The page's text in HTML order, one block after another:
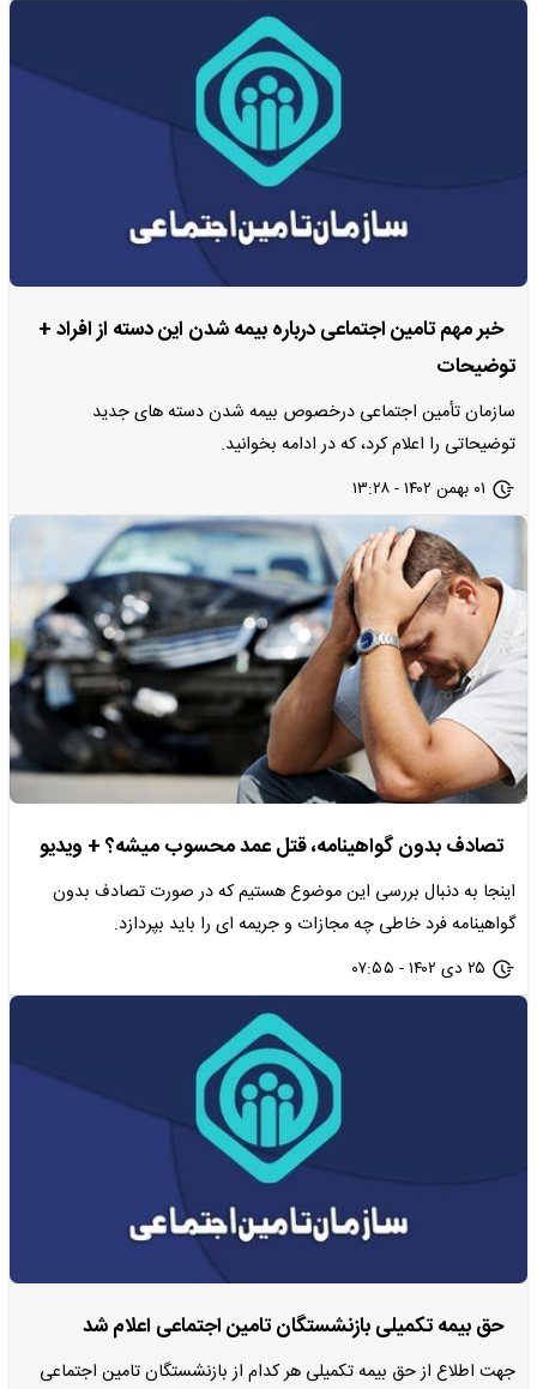
خبر مهم تامین اجتماعی درباره بیمه شدن این دسته از افراد +
توضیحات
سازمان تأمین اجتماعی درخصوص بیمه شدن دسته های جدید
توضیحاتی را اعلام کرد، که در ادامه بخوانید.
۰۱ بهمن ۱۴۰۲ - ۱۳:۲۸
تصادف بدون گواهینامه، قتل عمد محسوب میشه؟ + ویدیو
اینجا به دنبال بررسی این موضوع هستیم که در صورت تصادف بدون
گواهینامه فرد خاطی چه مجازات و جریمه ای را باید بپردازد.
۲۵ دی ۱۴۰۲ - ۰۷:۵۵
حق بیمه تکمیلی بازنشستگان تامین اجتماعی اعلام شد
جهت اطلاع از حق بیمه تکمیلی هر کدام از بازنشستگان تامین اجتماعی